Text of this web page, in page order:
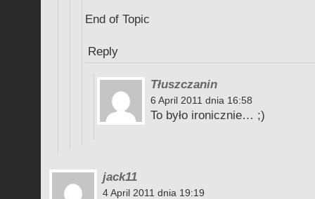
End of Topic
Reply
Tłuszczanin
6 April 2011 dnia 16:58
To było ironicznie… ;)
jack11
4 April 2011 dnia 19:19